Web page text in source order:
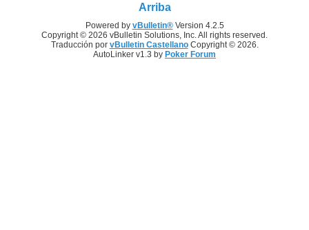
Arriba
Powered by vBulletin®Version 4.2.5
Copyright © 2026 vBulletin Solutions, Inc. All rights reserved.
Traducción por vBulletin CastellanoCopyright © 2026.
AutoLinker v1.3 by Poker Forum